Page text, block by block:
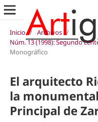
Inicio / Archivos /
Núm. 13 (1998): Segundo
Monográfico
El arquitecto
la
Principal de